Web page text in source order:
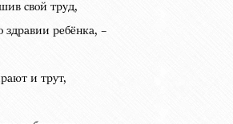
труд,
здравии ребёнка, –
и трут,